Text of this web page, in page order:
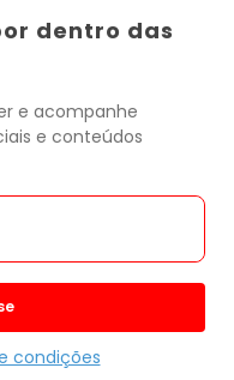
dentro das
e acompanhe
e conteúdos
condições